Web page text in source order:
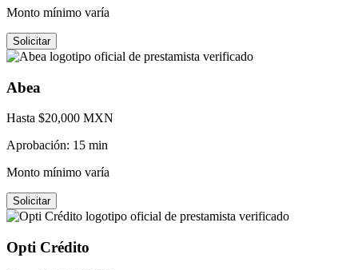
Monto mínimo varía
Solicitar
Abea
Hasta $20,000 MXN
Aprobación: 15 min
Monto mínimo varía
Solicitar
Opti Crédito